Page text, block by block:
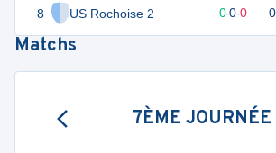
8 US Rochoise 2 0-0-0 0
Matchs
7ÈME JOURNÉE